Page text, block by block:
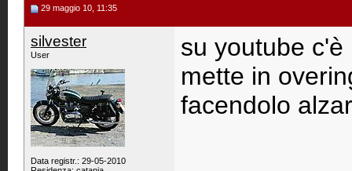
29 maggio 10, 11:35
silvester
User
Data registr.: 29-05-2010
su youtube
mette in
facendolo